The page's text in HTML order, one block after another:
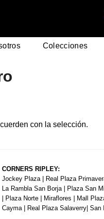
Colecciones
con la selección.
CORNERS RIPLEY:
Jockey Plaza | Real Plaza
La Rambla San Borja | Plaza San
| Plaza Norte | Miraflores | Mall
Cayma | Real Plaza Salaverry| San